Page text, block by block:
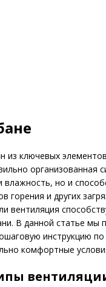
из ключевых
организованная
влажность, но и
горения и других
вентиляция
В данной статье мы
инструкцию
комфортные